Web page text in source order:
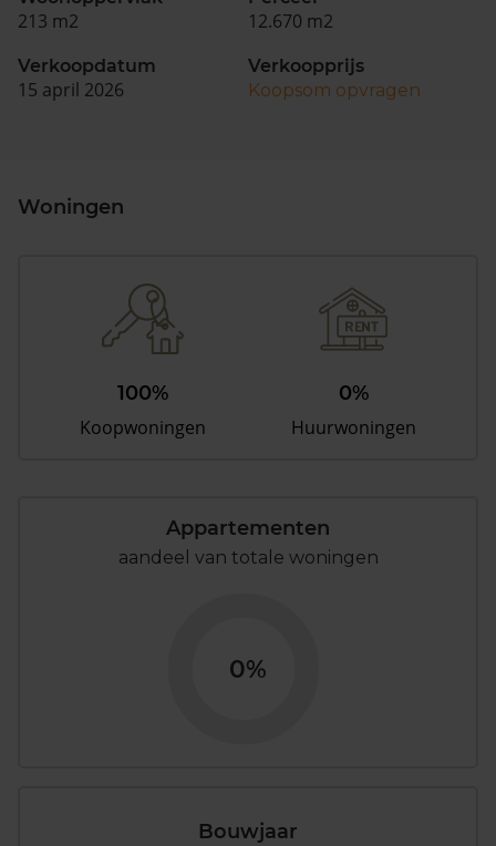
213 m2 12.670 m2
Verkoopdatum
15 april 2026
Verkoopprijs
Koopsom opvragen
Woningen
100%
Koopwoningen
0%
Huurwoningen
Appartementen
aandeel van totale woningen
0%
Bouwjaar